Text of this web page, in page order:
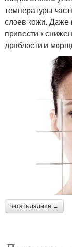
температуры
слоев кожи. Даже
привести к
дряблости и
читать дальше →